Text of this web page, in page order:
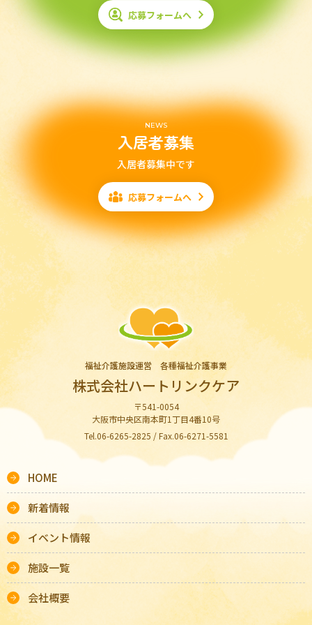
応募フォームへ
NEWS
入居者募集
入居者募集中です
応募フォームへ
福祉介護施設運営 各種福祉介護事業
株式会社ハートリンクケア
〒541-0054
大阪市中央区南本町1丁目4番10号
Tel.06-6265-2825 / Fax.06-6271-5581
HOME
新着情報
イベント情報
施設一覧
会社概要